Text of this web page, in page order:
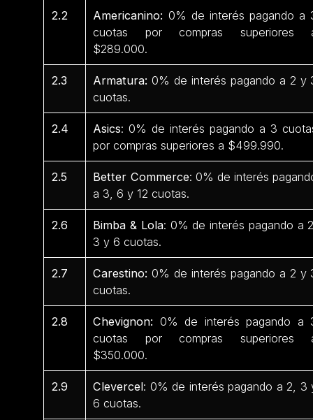
2.2 Americanino: 0% de interés pagando a
cuotas por compras superiores
$289.000.
2.3 Armatura: 0% de interés pagando a 2 y
cuotas.
2.4 Asics: 0% de interés pagando a 3
por compras superiores a $499.990.
2.5 Better Commerce: 0% de interés
a 3, 6 y 12 cuotas.
2.6 Bimba & Lola: 0% de interés pagando a
3 y 6 cuotas.
2.7 Carestino: 0% de interés pagando a 2 y
cuotas.
2.8 Chevignon: 0% de interés pagando a
cuotas por compras superiores
$350.000.
2.9 Clevercel: 0% de interés pagando a 2, 3
6 cuotas.